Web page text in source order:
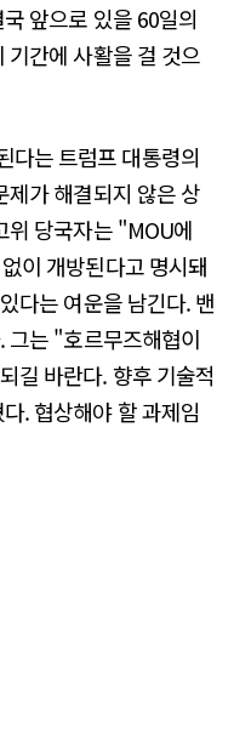
앞으로 있을 60일의
기간에 사활을 걸 것으
다는 트럼프 대통령의
제가 해결되지 않은 상
위 당국자는 "MOU에
이 개방된다고 명시돼
다는 여운을 남긴다. 밴
그는 "호르무즈해협이
길 바란다. 향후 기술적
. 협상해야 할 과제임